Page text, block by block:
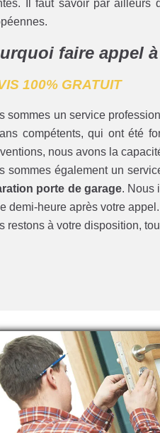
Il faut savoir par ailleurs
faire appel
100% GRATUIT
sommes un service
compétents, qui ont été
nous avons la
sommes également un
porte de garage. Nous
demi-heure après votre
restons à votre disposition,